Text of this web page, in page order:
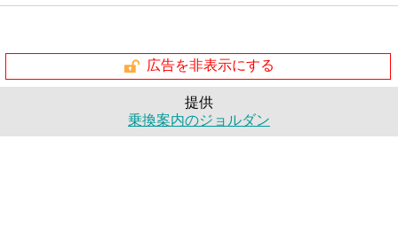
広告を非表示にする
提供
乗換案内のジョルダン